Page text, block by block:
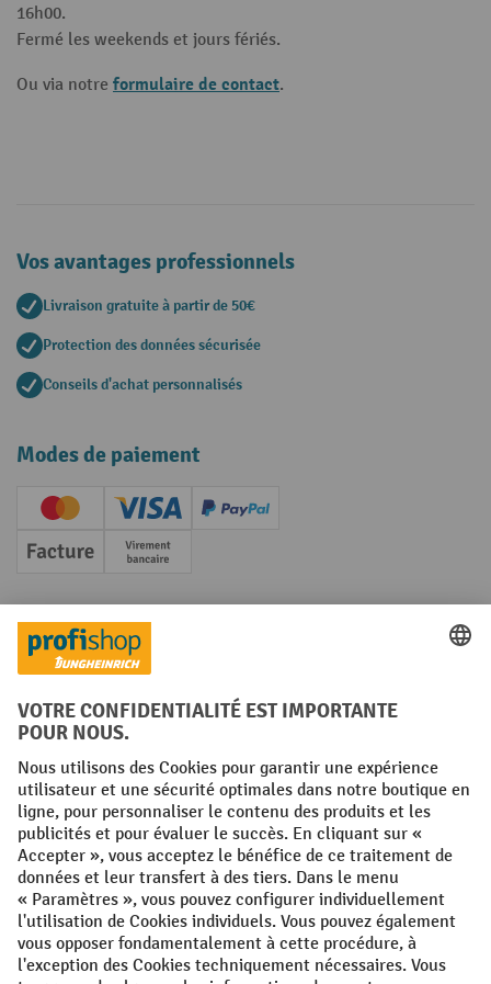
16h00.
Fermé les weekends et jours fériés.
Ou via notre formulaire de contact.
Vos avantages professionnels
Livraison gratuite à partir de 50€
Protection des données sécurisée
Conseils d'achat personnalisés
Modes de paiement
Creditcard (Master)Creditcard (Visa)
PayPal
Facture Paiement anticipé
Réseaux sociaux
Facebook
YouTube
LinkedInInstagram
Conditions générales Mentions légales
Protection des Données Politique de cookies
All prices excl. VAT plusshipping costsand possible delivery charges,
if not stated otherwise.
¹ La remise est valable jusqu'à épuisement des stocks. La remise ne
s'applique pas aux prix spéciaux. Il n'est pas possible de le combiner